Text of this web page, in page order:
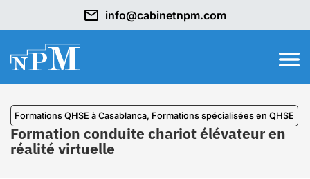
info@cabinetnpm.com
Formations QHSE à Casablanca, ⁠Formations spécialisées en QHSE
Formation conduite chariot élévateur en
réalité virtuelle